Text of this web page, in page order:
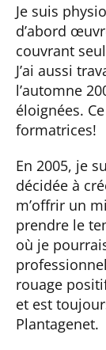
Je suis
d’abord
couvrant
J’ai aussi
l’automne
éloignées.
formatrices!
En 2005, je
décidée à
m’offrir un
prendre le
où je
rouage
et est
Plantagenet.